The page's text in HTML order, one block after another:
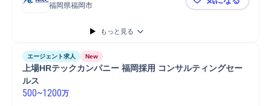
福岡県福岡市
【博多/法
もっと見る
エージェント求人 New
上場HRテックカンパニー 福岡採用 コンサルティングセー
ルス
500~1200万